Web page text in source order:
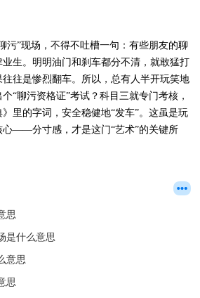
污”现场，不得不吐槽一句：有些朋友的聊
生。明明油门和刹车都分不清，就敢猛打
往是惨烈翻车。所以，总有人半开玩笑地
“聊污资格证”考试？科目三就专门考核，
里的字词，安全稳健地“发车”。这虽是玩
心——分寸感，才是这门“艺术”的关键所
思
是什么意思
意思
思